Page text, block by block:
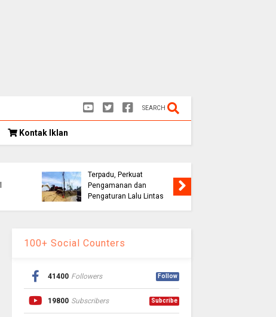
SEARCH
Kontak Iklan
Terpadu, Perkuat
Pengamanan dan
Pengaturan Lalu Lintas
100+ Social Counters
41400 Followers Follow
19800 Subscribers Subcribe